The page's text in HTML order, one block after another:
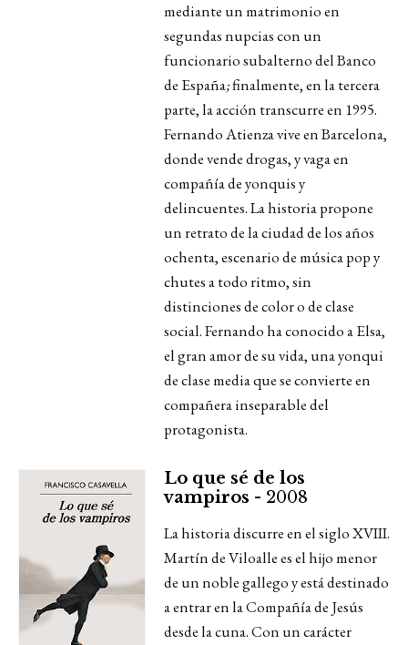
mediante un matrimonio en
segundas nupcias con un
funcionario subalterno del Banco
de España;finalmente, en la tercera
parte,la acción transcurre en 1995.
Fernando Atienza vive en Barcelona,
donde vende drogas, y vaga en
compañía de yonquis y
delincuentes. La historia propone
un retrato de la ciudad de los años
ochenta, escenario de música pop y
chutes a todo ritmo, sin
distinciones de color o de clase
social. Fernando ha conocido a Elsa,
el gran amor de su vida, una yonqui
de clase media que se convierte en
compañera inseparable del
protagonista.
Lo que sé de los
vampiros - 2008
La historia discurre en el siglo XVIII.
Martín de Viloalle es el hijo menor
de un noble gallego y está destinado
a entrar en la Compañía de Jesús
desde la cuna. Con un carácter